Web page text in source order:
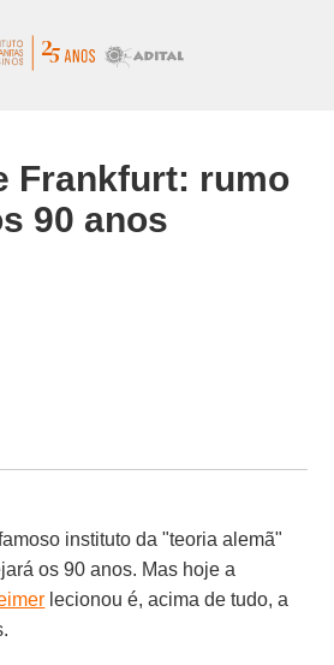
Frankfurt: rumo
90 anos
instituto da "teoria alemã"
os 90 anos. Mas hoje a
lecionou é, acima de tudo, a